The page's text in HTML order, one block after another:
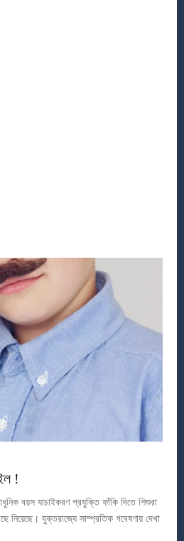
!
বয়স যাচাইকরণ প্রযুক্তি ফাঁকি দিতে শিশুরা
যুক্তরাজ্যে সাম্প্রতিক গবেষণায় দেখা